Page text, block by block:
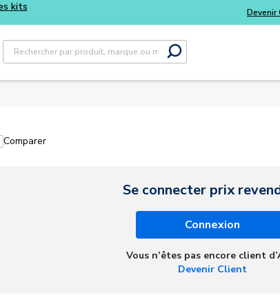
profitez davantage avec les kits Tous vos
Devenir
Recherche sur le site
Soumettre la recherche
Comparer
Se connecter prix
Connexion
Vous n’êtes pas encore client
Devenir Client